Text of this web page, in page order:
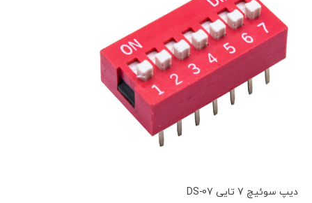
دیپ سوئیچ 7 تایی DS-07